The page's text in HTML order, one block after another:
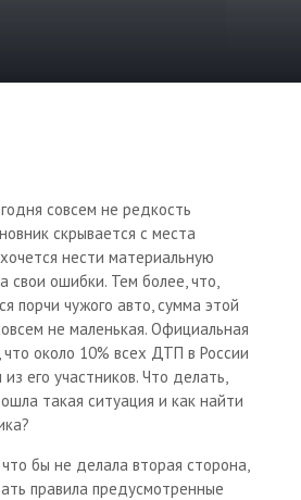
совсем не редкость
скрывается с места
нести материальную
свои ошибки. Тем более, что,
порчи чужого авто, сумма этой
не маленькая. Официальная
что около 10% всех ДТП в России
его участников. Что делать,
такая ситуация и как найти
бы не делала вторая сторона,
правила предусмотренные